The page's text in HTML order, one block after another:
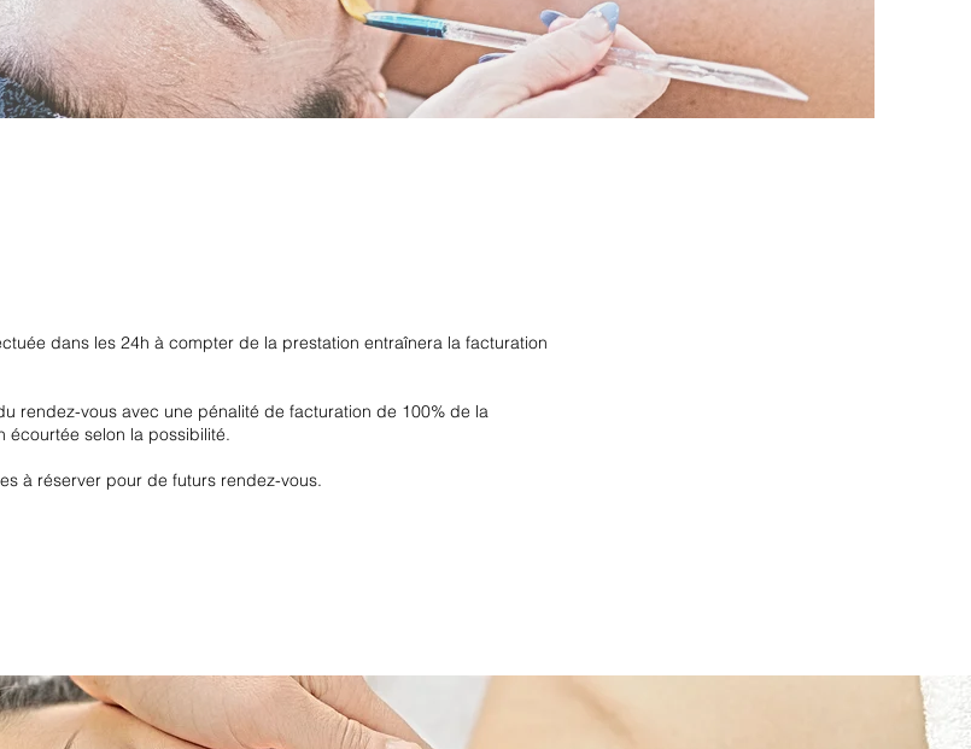
dans les 24h à compter de la prestation entraînera la facturation
rendez-vous avec une pénalité de facturation de 100% de la
écourtée selon la possibilité.
à réserver pour de futurs rendez-vous.